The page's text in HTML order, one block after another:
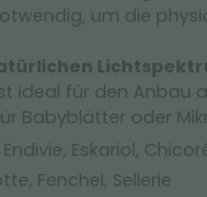
um die
ideal für den Anbau
Babyblätter oder
Eskariol,
Fenchel, Sellerie